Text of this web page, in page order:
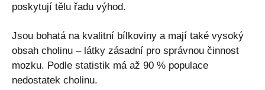
poskytují tělu řadu výhod.
Jsou bohatá na kvalitní bílkoviny a mají také vysoký
obsah cholinu – látky zásadní pro správnou činnost
mozku. Podle statistik má až 90 % populace
nedostatek cholinu.